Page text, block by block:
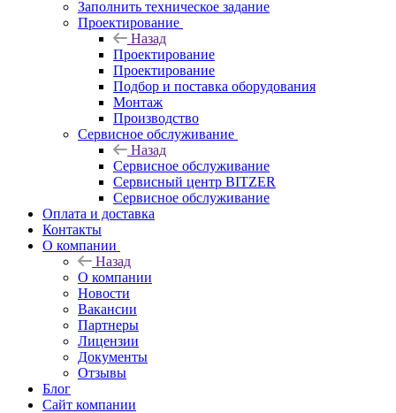
Заполнить техническое задание
Проектирование
Назад
Проектирование
Проектирование
Подбор и поставка оборудования
Монтаж
Производство
Сервисное обслуживание
Назад
Сервисное обслуживание
Сервисный центр BITZER
Сервисное обслуживание
Оплата и доставка
Контакты
О компании
Назад
О компании
Новости
Вакансии
Партнеры
Лицензии
Документы
Отзывы
Блог
Сайт компании